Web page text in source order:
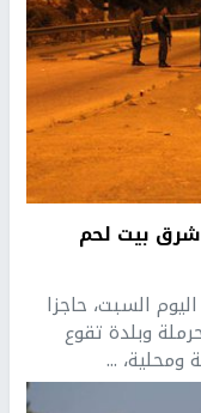
شرق بيت لحم
السبت، حاجزا
وبلدة تقوع
ومحلية، ...